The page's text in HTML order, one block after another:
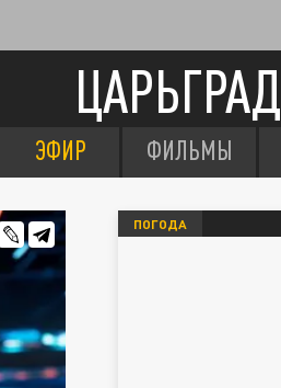
ЦАРЬГРАД
ЭФИР ФИЛЬМЫ
ПОГОДА